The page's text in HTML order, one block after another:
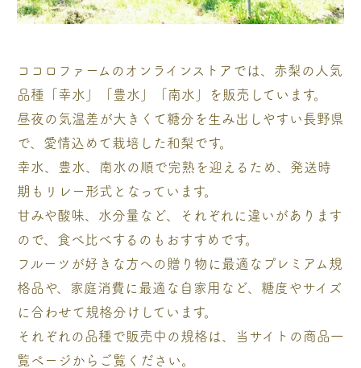
ココロファームのオンラインストアでは、赤梨の人気
品種「幸水」「豊水」「南水」を販売しています。
昼夜の気温差が大きくて糖分を生み出しやすい長野県
で、愛情込めて栽培した和梨です。
幸水、豊水、南水の順で完熟を迎えるため、発送時
期もリレー形式となっています。
甘みや酸味、水分量など、それぞれに違いがあります
ので、食べ比べするのもおすすめです。
フルーツが好きな方への贈り物に最適なプレミアム規
格品や、家庭消費に最適な自家用など、糖度やサイズ
に合わせて規格分けしています。
それぞれの品種で販売中の規格は、当サイトの商品一
覧ページからご覧ください。